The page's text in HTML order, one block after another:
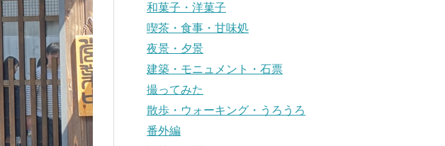
和菓子・洋菓子
喫茶・食事・甘味処
夜景・夕景
建築・モニュメント・石票
撮ってみた
散歩・ウォーキング・うろうろ
番外編